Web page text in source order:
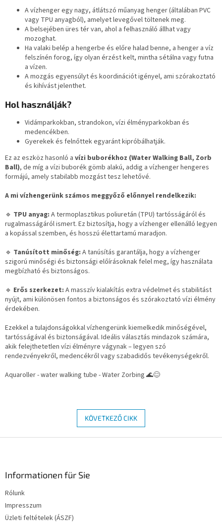
A vízhenger egy nagy, átlátszó műanyag henger (általában PVC
vagy TPU anyagból), amelyet levegővel töltenek meg.
A belsejében üres tér van, ahol a felhasználó állhat vagy
mozoghat.
Ha valaki belép a hengerbe és előre halad benne, a henger a víz
felszínén forog, így olyan érzést kelt, mintha sétálna vagy futna
a vízen.
A mozgás egyensúlyt és koordinációt igényel, ami szórakoztató
és kihívást jelenthet.
Hol használják?
Vidámparkokban, strandokon, vízi élményparkokban és
medencékben.
Gyerekek és felnőttek egyaránt kipróbálhatják.
Ez az eszköz hasonló a vízi buborékhoz (Water Walking Ball, Zorb
Ball), de míg a vízi buborék gömb alakú, addig a vízhenger hengeres
formájú, amely stabilabb mozgást tesz lehetővé.
A mi vízhengerünk számos meggyőző előnnyel rendelkezik:
🔹 TPU anyag: A termoplasztikus poliuretán (TPU) tartósságáról és
rugalmasságáról ismert. Ez biztosítja, hogy a vízhenger ellenálló legyen
a kopással szemben, és hosszú élettartamú maradjon.
🔹 Tanúsított minőség: A tanúsítás garantálja, hogy a vízhenger
szigorú minőségi és biztonsági előírásoknak felel meg, így használata
megbízható és biztonságos.
🔹 Erős szerkezet: A masszív kialakítás extra védelmet és stabilitást
nyújt, ami különösen fontos a biztonságos és szórakoztató vízi élmény
érdekében.
Ezekkel a tulajdonságokkal vízhengerünk kiemelkedik minőségével,
tartósságával és biztonságával. Ideális választás mindazok számára,
akik felejthetetlen vízi élményre vágynak – legyen szó
rendezvényekről, medencékről vagy szabadidős tevékenységekről.
Aquaroller - water walking tube - Water Zorbing 🌊😊
KÖVETKEZŐ CIKK
Informationen für Sie
Rólunk
Impresszum
Üzleti feltételek (ÁSZF)